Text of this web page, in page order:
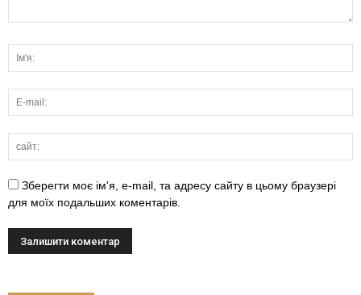
Зберегти моє ім'я, e-mail, та адресу сайту в цьому браузері
для моїх подальших коментарів.